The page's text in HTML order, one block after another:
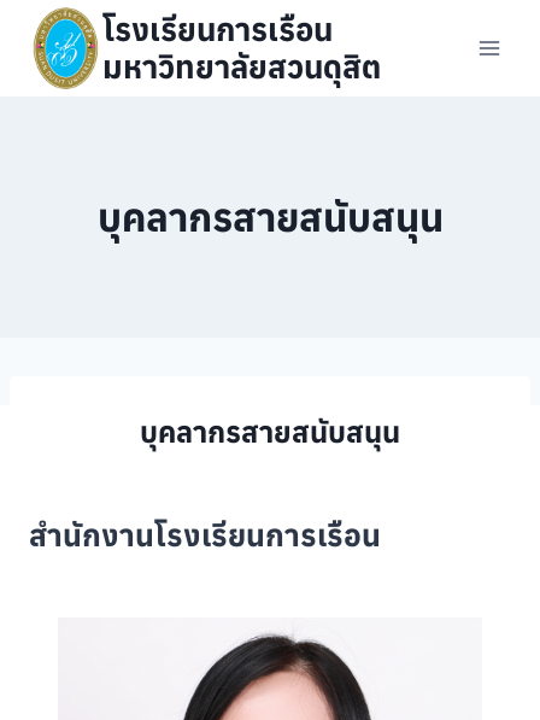
content
โรงเรียนการเรือน
มหาวิทยาลัยสวนดุสิต
บุคลากรสายสนับสนุน
บุคลากรสายสนับสนุน
สำนักงานโรงเรียนการเรือน